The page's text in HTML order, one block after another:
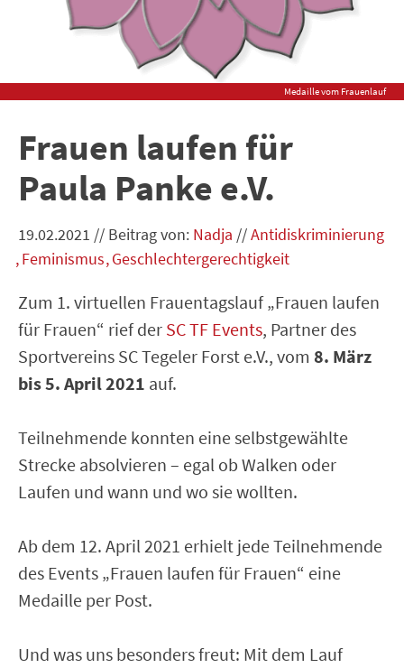
Medaille vom Frauenlauf
Frauen laufen für
Paula Panke e.V.
19.02.2021 // Beitrag von: Nadja //Antidiskriminierung
Feminismus Geschlechtergerechtigkeit
Zum 1. virtuellen Frauentagslauf „Frauen laufen
für Frauen“ rief der SC TF Events, Partner des
Sportvereins SC Tegeler Forst e.V., vom 8. März
bis 5. April 2021 auf.
Teilnehmende konnten eine selbstgewählte
Strecke absolvieren – egal ob Walken oder
Laufen und wann und wo sie wollten.
Ab dem 12. April 2021 erhielt jede Teilnehmende
des Events „Frauen laufen für Frauen“ eine
Medaille per Post.
Und was uns besonders freut: Mit dem Lauf